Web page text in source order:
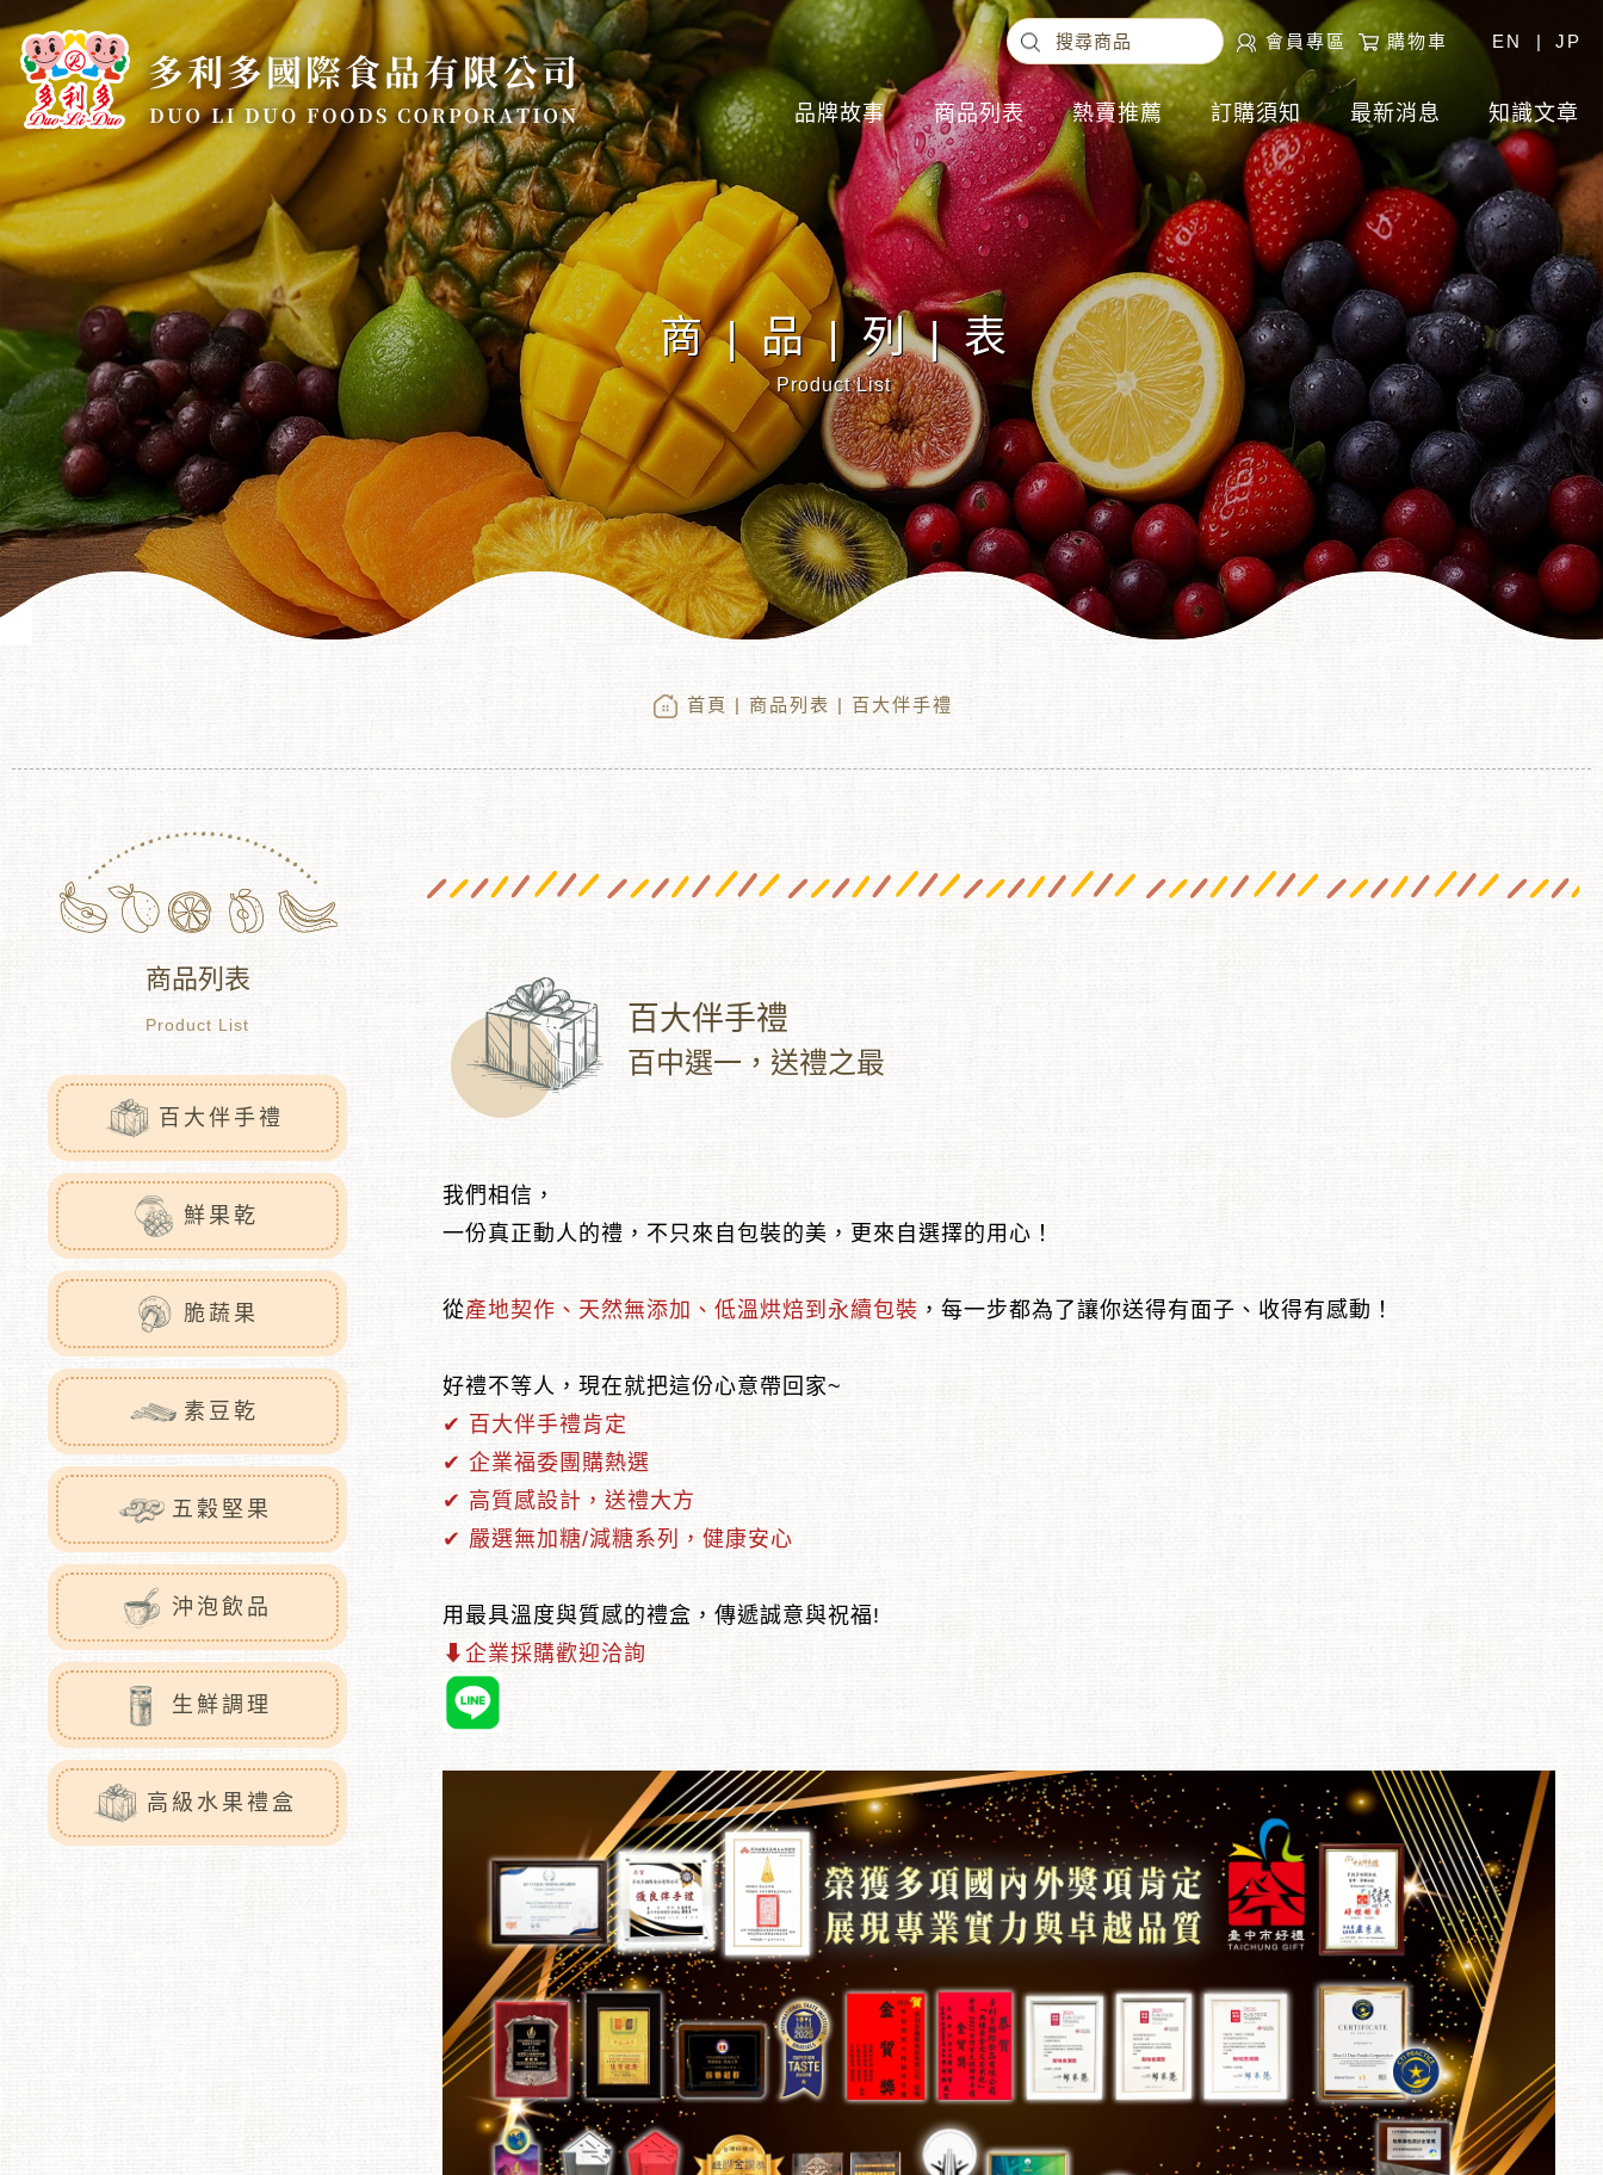
會員專區 購物車 EN | JP
品牌故事 商品列表 熱賣推薦 訂購須知 最新消息 知識文章
商|品|列|表
Product List
首頁 | 商品列表 | 百大伴手禮
商品列表
Product List
百大伴手禮
鮮果乾
脆蔬果
素豆乾
五穀堅果
沖泡飲品
生鮮調理
高級水果禮盒
百大伴手禮
百中選一，送禮之最
我們相信，
一份真正動人的禮，不只來自包裝的美，更來自選擇的用心！
從產地契作、天然無添加、低溫烘焙到永續包裝 ，每一步都為了讓你送得有面子、收得有感動！
好禮不等人，現在就把這份心意帶回家~
✔ 百大伴手禮肯定
✔ 企業福委團購熱選
✔ 高質感設計，送禮大方
✔ 嚴選無加糖/減糖系列，健康安心
用最具溫度與質感的禮盒，傳遞誠意與祝福!
⬇企業採購歡迎洽詢